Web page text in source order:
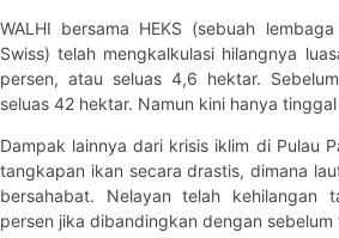
WALHI bersama HEKS (sebuah
Swiss) telah mengkalkulasi hilangnya
persen, atau seluas 4,6 hektar.
seluas 42 hektar. Namun kini hanya
Dampak lainnya dari krisis iklim di Pulau
tangkapan ikan secara drastis, dimana
bersahabat. Nelayan telah kehilangan
persen jika dibandingkan dengan